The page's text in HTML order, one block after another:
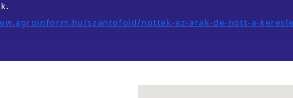
szantofold/nottek-az-arak-de-nott-a-